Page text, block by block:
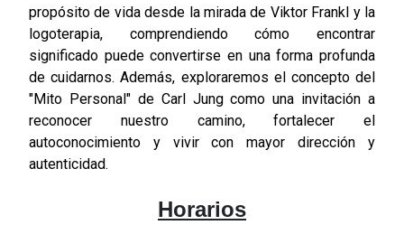
propósito de vida desde la mirada de Viktor Frankl y la
logoterapia, comprendiendo cómo encontrar
significado puede convertirse en una forma profunda
de cuidarnos. Además, exploraremos el concepto del
"Mito Personal" de Carl Jung como una invitación a
reconocer nuestro camino, fortalecer el
autoconocimiento y vivir con mayor dirección y
autenticidad.
Horarios